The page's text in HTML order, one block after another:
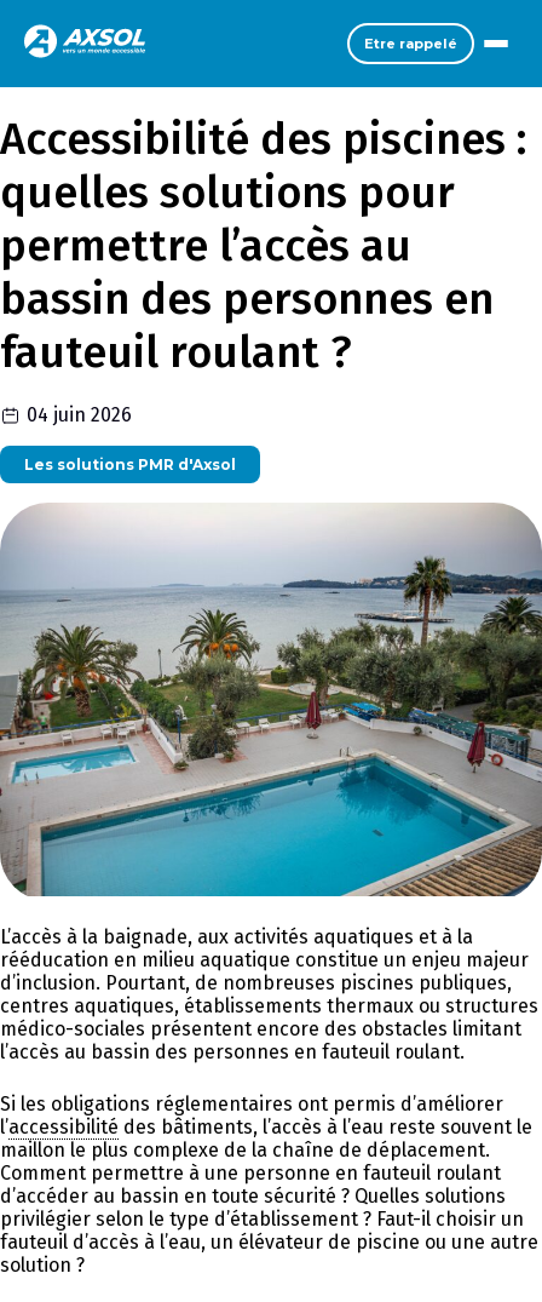
Etre rappelé
Accessibilité des piscines :
quelles solutions pour
permettre l’accès au
bassin des personnes en
fauteuil roulant ?
04 juin 2026
Les solutions PMR d'Axsol
L’accès à la baignade, aux activités aquatiques et à la
rééducation en milieu aquatique constitue un enjeu majeur
d’inclusion. Pourtant, de nombreuses piscines publiques,
centres aquatiques, établissements thermaux ou structures
médico-sociales présentent encore des obstacles limitant
l’accès au bassin des personnes en fauteuil roulant.
Si les obligations réglementaires ont permis d’améliorer
l’accessibilité des bâtiments, l’accès à l’eau reste souvent le
maillon le plus complexe de la chaîne de déplacement.
Comment permettre à une personne en fauteuil roulant
d’accéder au bassin en toute sécurité ? Quelles solutions
privilégier selon le type d’établissement ? Faut-il choisir un
fauteuil d’accès à l’eau, un élévateur de piscine ou une autre
solution ?